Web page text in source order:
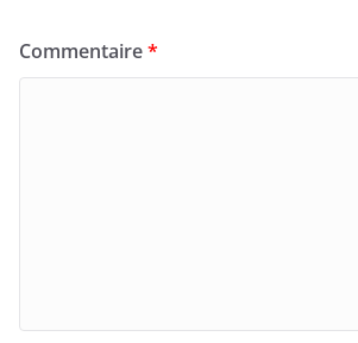
Commentaire*